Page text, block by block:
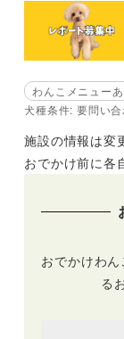
わんこメニューあ
犬種条件: 要問い
施設の情報は変
おでかけ前に各
おでかけわ
る